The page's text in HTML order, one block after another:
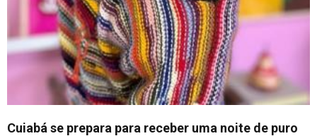
Cuiabá se prepara para receber uma noite de puro